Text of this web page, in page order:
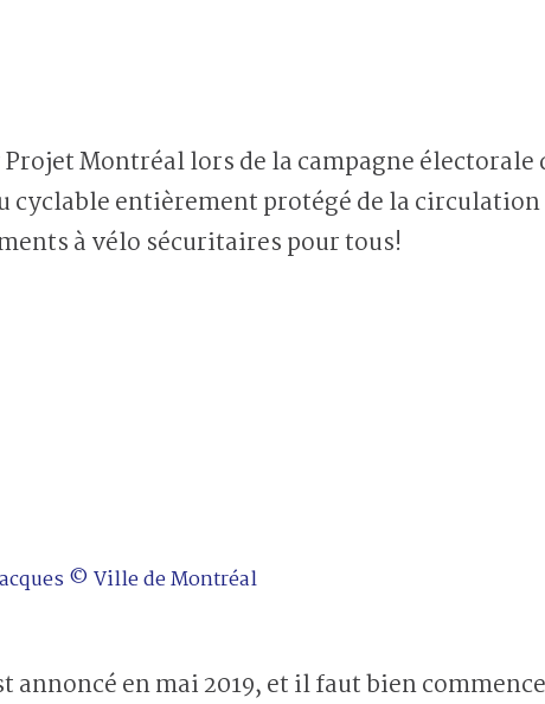
Projet Montréal lors de la campagne électorale
cyclable entièrement protégé de la
à vélo sécuritaires pour tous!
© Ville de Montréal
annoncé en mai 2019, et il faut bien